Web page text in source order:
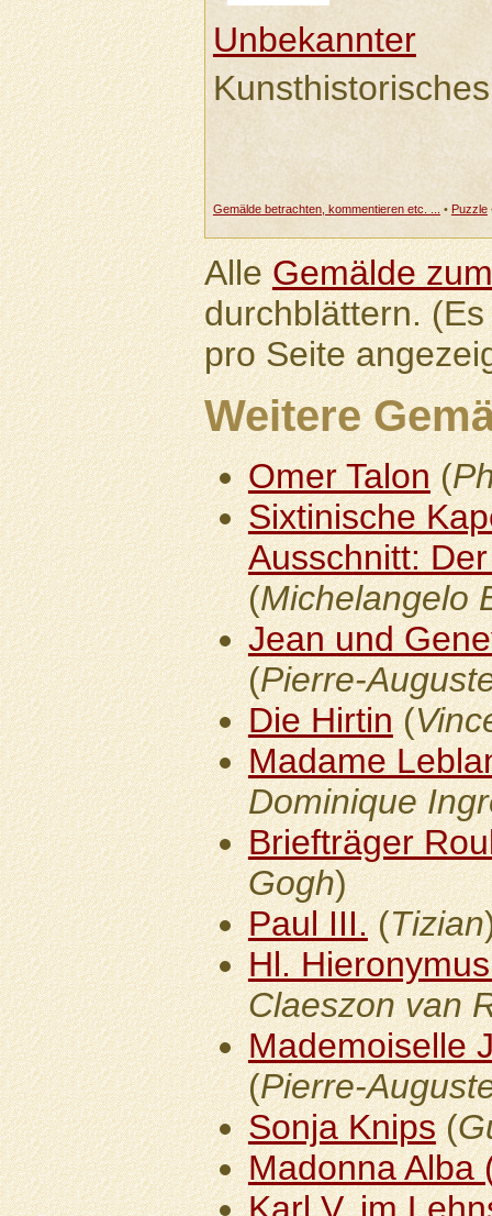
Unbekannter
Gemälde betrachten, kommentieren etc. ... • Puzzle
AlleGemälde
durchblättern.
pro Seite
Weitere
Omer Talon(
Sixtinische
Ausschnitt:
(Michelangelo
Jean und
(Pierre-
Die Hirtin(
Madame
Dominique
Briefträger
Gogh)
Paul III.(Tizian
Hl.
Claeszon van
Mademoiselle
(Pierre-
Sonja Knips(
Madonna Alba